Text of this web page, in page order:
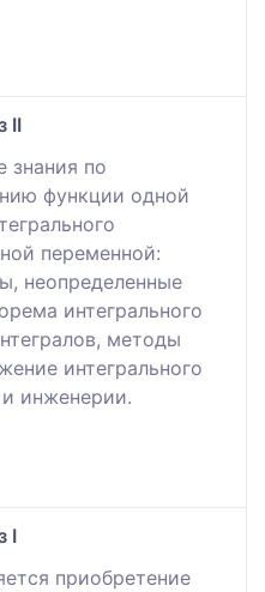
II
знания по
функции одной
переменной:
неопределенные
интегрального
методы
интегрального
инженерии.
I
приобретение